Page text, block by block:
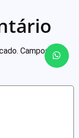
Campos